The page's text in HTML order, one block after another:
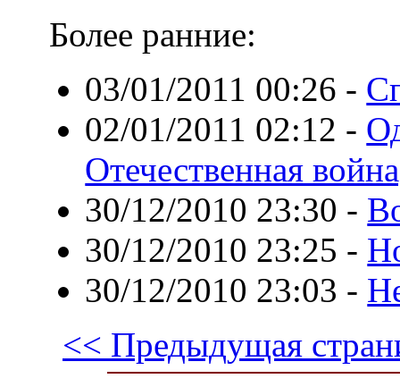
Более ранние:
03/01/2011 00:26 -
02/01/2011 02:12 -
Отечественная
30/12/2010 23:30 -
30/12/2010 23:25 -
30/12/2010 23:03 -
<< Предыдущая